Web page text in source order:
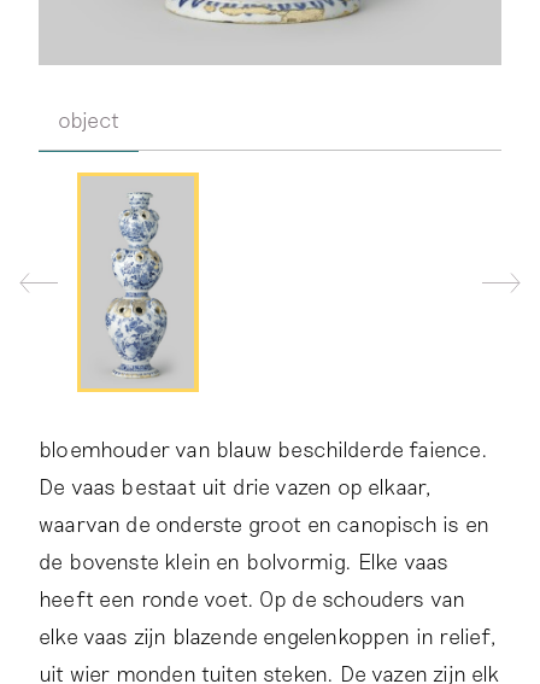
object
bloemhouder van blauw beschilderde faience.
De vaas bestaat uit drie vazen op elkaar,
waarvan de onderste groot en canopisch is en
de bovenste klein en bolvormig. Elke vaas
heeft een ronde voet. Op de schouders van
elke vaas zijn blazende engelenkoppen in relief,
uit wier monden tuiten steken. De vazen zijn elk